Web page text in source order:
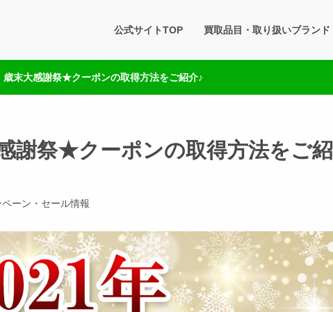
。買取実績・販売商品情報や雑記をお届けします。
公式サイトTOP 買取品目・取り扱いブランド
歳末大感謝祭★クーポンの取得方法をご紹介♪
謝祭★クーポンの取得方法をご紹
ーン・セール情報